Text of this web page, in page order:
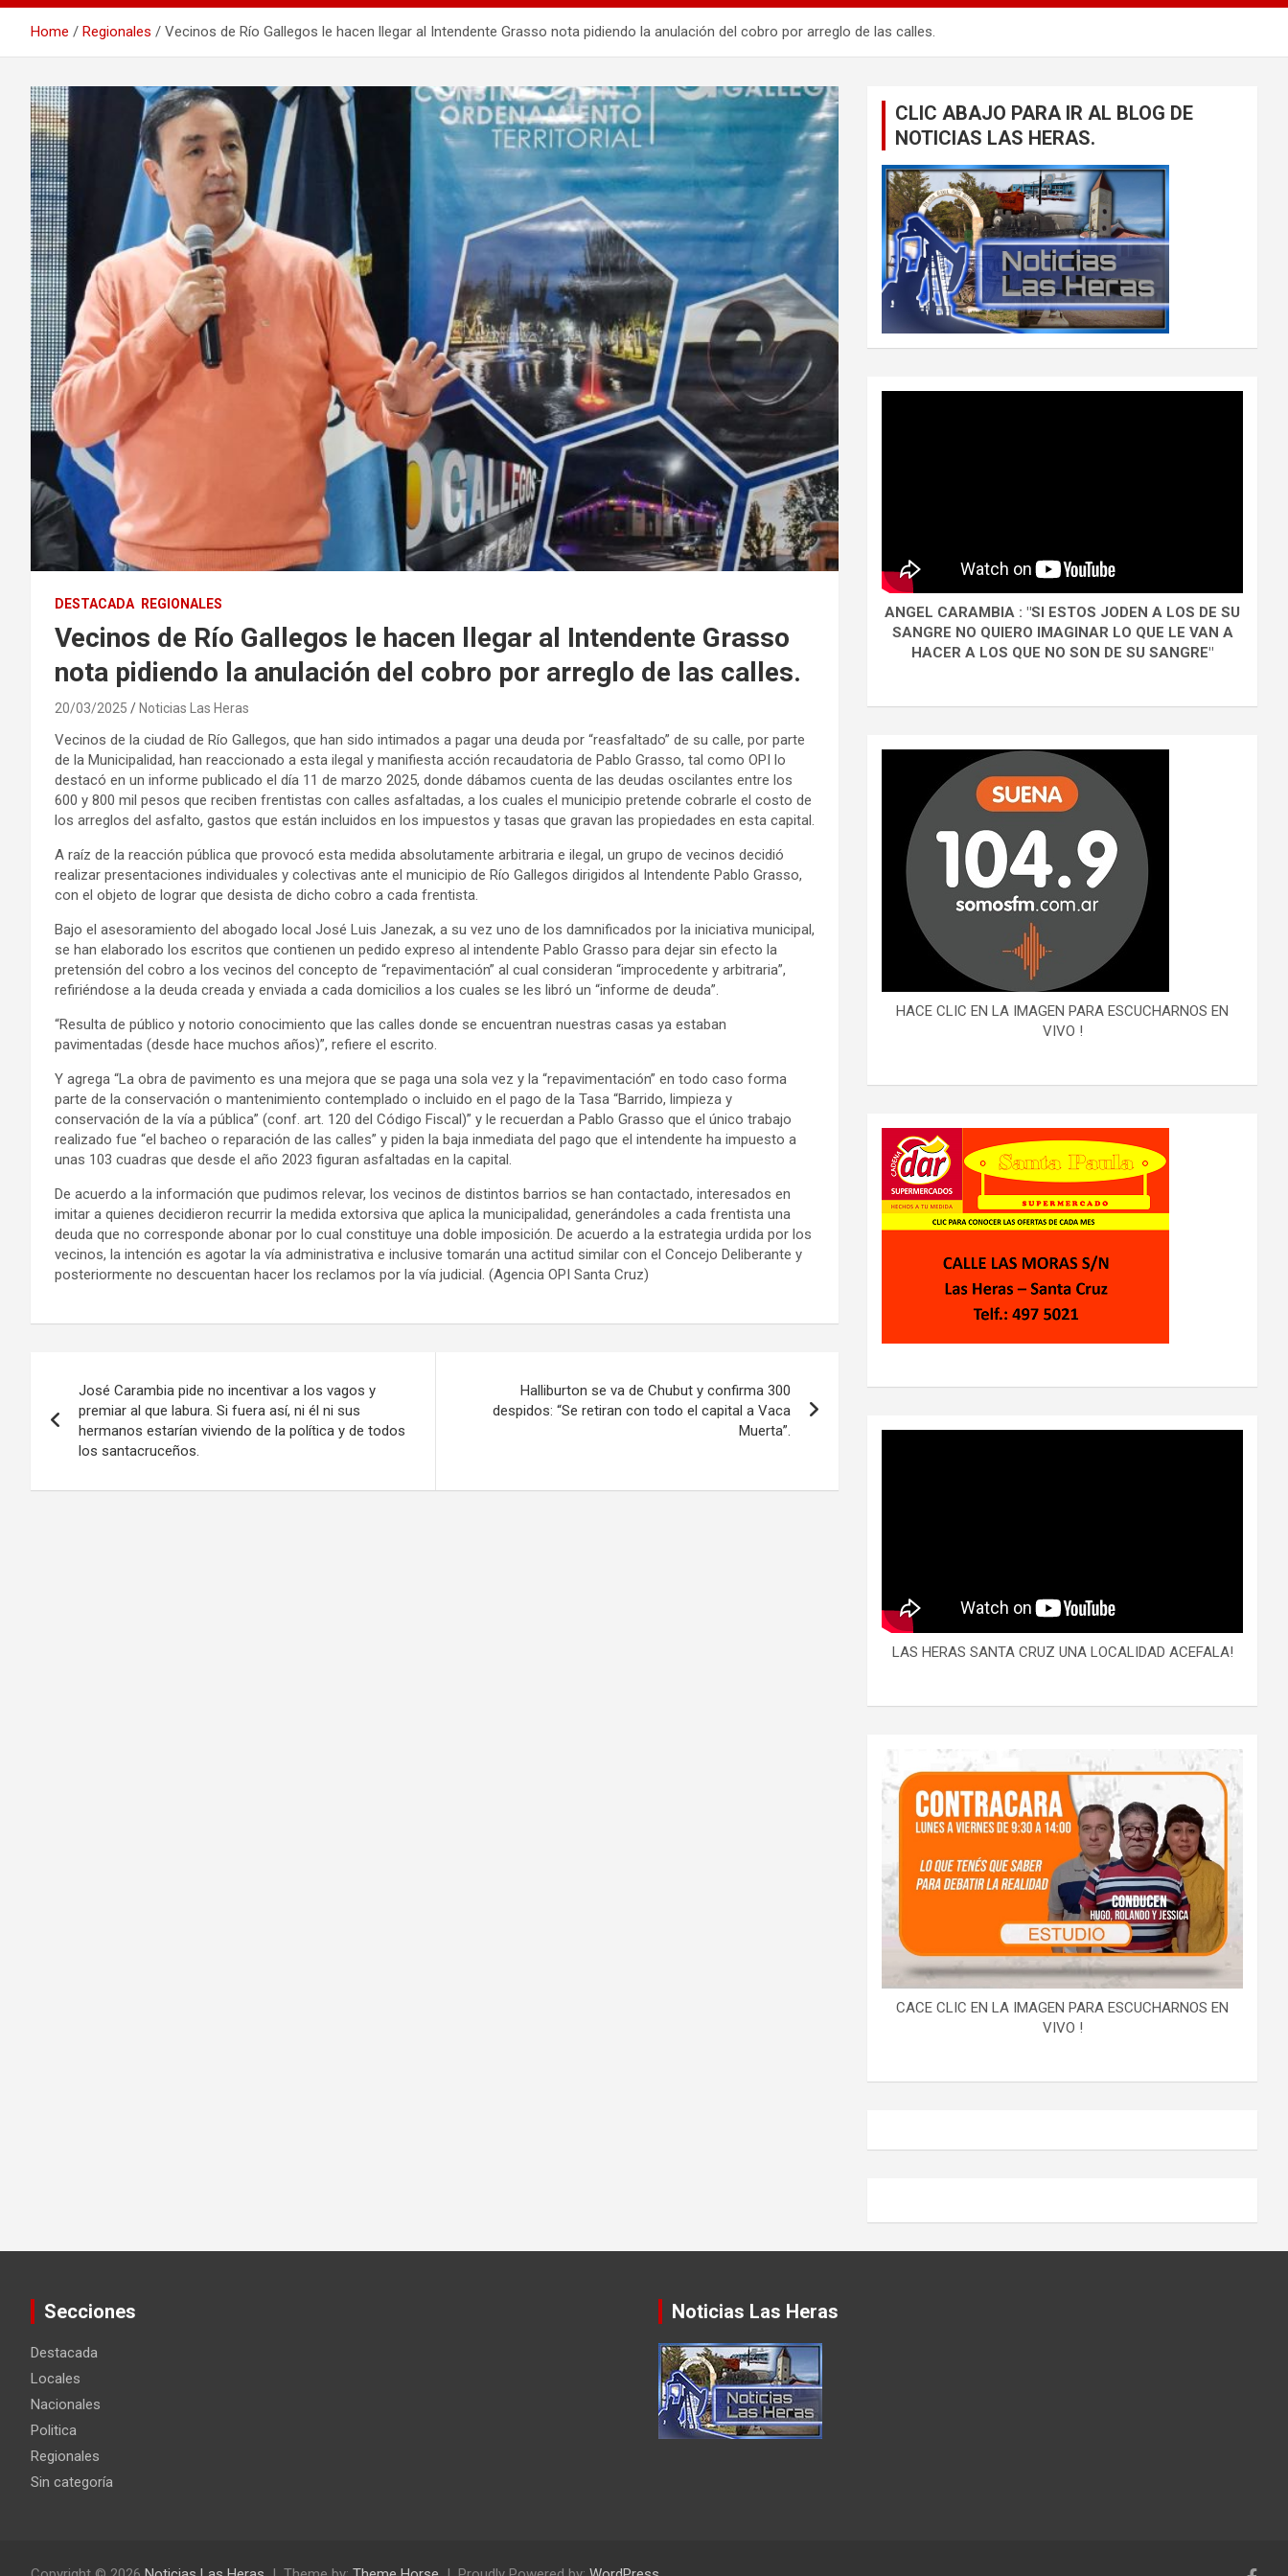
Home Regionales Vecinos de Río Gallegos le hacen llegar al Intendente Grasso nota pidiendo la anulación del cobro por arreglo de las calles.
DESTACADA REGIONALES
Vecinos de Río Gallegos le hacen llegar al Intendente Grasso
nota pidiendo la anulación del cobro por arreglo de las calles.
20/03/2025 Noticias Las Heras
Vecinos de la ciudad de Río Gallegos, que han sido intimados a pagar una deuda por “reasfaltado” de su calle, por parte
de la Municipalidad, han reaccionado a esta ilegal y manifiesta acción recaudatoria de Pablo Grasso, tal como OPI lo
destacó en un informe publicado el día 11 de marzo 2025, donde dábamos cuenta de las deudas oscilantes entre los
600 y 800 mil pesos que reciben frentistas con calles asfaltadas, a los cuales el municipio pretende cobrarle el costo de
los arreglos del asfalto, gastos que están incluidos en los impuestos y tasas que gravan las propiedades en esta capital.
A raíz de la reacción pública que provocó esta medida absolutamente arbitraria e ilegal, un grupo de vecinos decidió
realizar presentaciones individuales y colectivas ante el municipio de Río Gallegos dirigidos al Intendente Pablo Grasso,
con el objeto de lograr que desista de dicho cobro a cada frentista.
Bajo el asesoramiento del abogado local José Luis Janezak, a su vez uno de los damnificados por la iniciativa municipal,
se han elaborado los escritos que contienen un pedido expreso al intendente Pablo Grasso para dejar sin efecto la
pretensión del cobro a los vecinos del concepto de “repavimentación” al cual consideran “improcedente y arbitraria”,
refiriéndose a la deuda creada y enviada a cada domicilios a los cuales se les libró un “informe de deuda”.
“Resulta de público y notorio conocimiento que las calles donde se encuentran nuestras casas ya estaban
pavimentadas (desde hace muchos años)”, refiere el escrito.
Y agrega “La obra de pavimento es una mejora que se paga una sola vez y la “repavimentación” en todo caso forma
parte de la conservación o mantenimiento contemplado o incluido en el pago de la Tasa “Barrido, limpieza y
conservación de la vía a pública” (conf. art. 120 del Código Fiscal)” y le recuerdan a Pablo Grasso que el único trabajo
realizado fue “el bacheo o reparación de las calles” y piden la baja inmediata del pago que el intendente ha impuesto a
unas 103 cuadras que desde el año 2023 figuran asfaltadas en la capital.
De acuerdo a la información que pudimos relevar, los vecinos de distintos barrios se han contactado, interesados en
imitar a quienes decidieron recurrir la medida extorsiva que aplica la municipalidad, generándoles a cada frentista una
deuda que no corresponde abonar por lo cual constituye una doble imposición. De acuerdo a la estrategia urdida por los
vecinos, la intención es agotar la vía administrativa e inclusive tomarán una actitud similar con el Concejo Deliberante y
posteriormente no descuentan hacer los reclamos por la vía judicial. (Agencia OPI Santa Cruz)
de
entradas
José Carambia pide no incentivar a los vagos y
premiar al que labura. Si fuera así, ni él ni sus
hermanos estarían viviendo de la política y de todos
los santacruceños.
Halliburton se va de Chubut y confirma 300
despidos: “Se retiran con todo el capital a Vaca
Muerta”.
CLIC ABAJO PARA IR AL BLOG DE
NOTICIAS LAS HERAS.
ANGEL CARAMBIA : "SI ESTOS JODEN A LOS DE SU
SANGRE NO QUIERO IMAGINAR LO QUE LE VAN A
HACER A LOS QUE NO SON DE SU SANGRE"
HACE CLIC EN LA IMAGEN PARA ESCUCHARNOS EN
VIVO !
LAS HERAS SANTA CRUZ UNA LOCALIDAD ACEFALA!
CACE CLIC EN LA IMAGEN PARA ESCUCHARNOS EN
VIVO !
Secciones
Destacada
Locales
Nacionales
Politica
Regionales
Sin categoría
Noticias Las Heras